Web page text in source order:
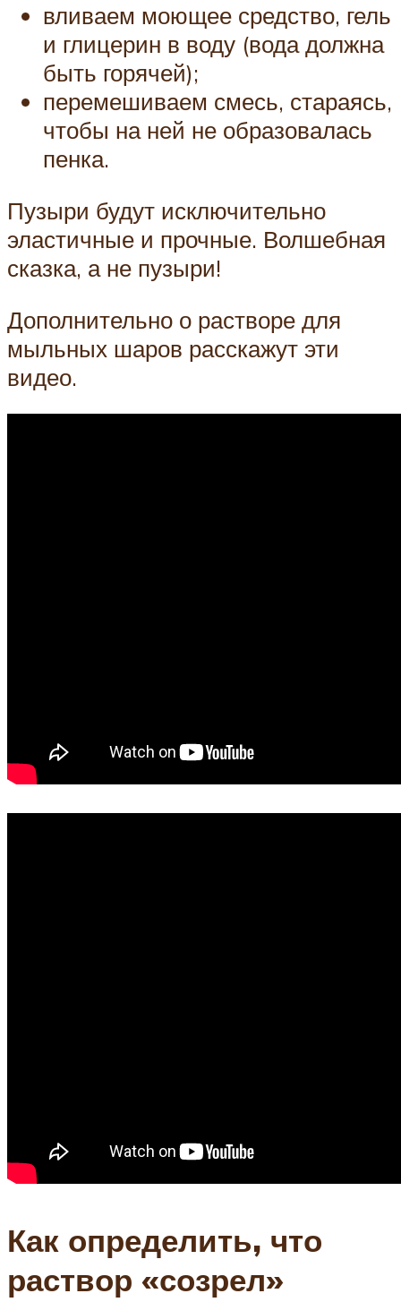
вливаем моющее средство, гель
и глицерин в воду (вода должна
быть горячей);
перемешиваем смесь, стараясь,
чтобы на ней не образовалась
пенка.
Пузыри будут исключительно
эластичные и прочные. Волшебная
сказка, а не пузыри!
Дополнительно о растворе для
мыльных шаров расскажут эти
видео.
Как определить, что
раствор «созрел»